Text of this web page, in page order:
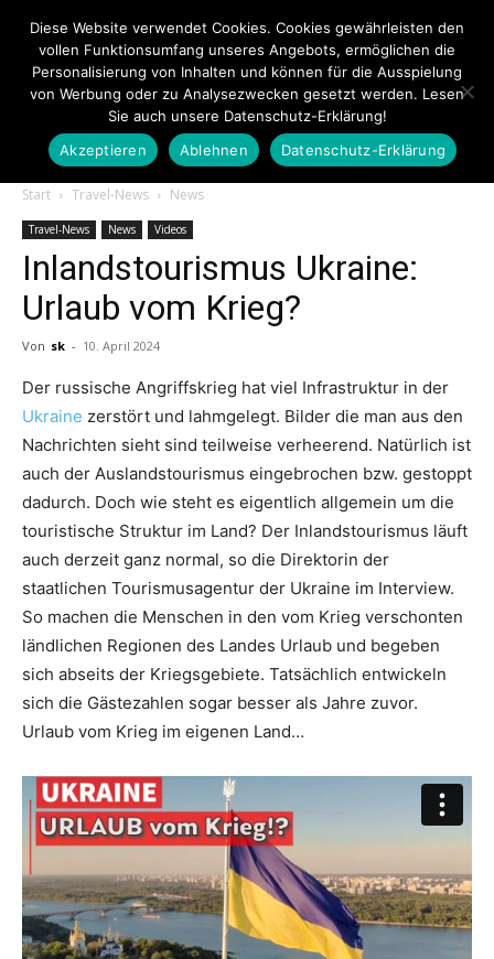
Touristiknews.de
|
und
Reiseempfehlungen.
Start Travel-News News
Travel-News News Videos
Inlandstourismus Ukraine:
Urlaub vom Krieg?
Von sk - 10. April 2024
Der russische Angriffskrieg hat viel Infrastruktur in der
Ukraine zerstört und lahmgelegt. Bilder die man aus den
Nachrichten sieht sind teilweise verheerend. Natürlich ist
auch der Auslandstourismus eingebrochen bzw. gestoppt
dadurch. Doch wie steht es eigentlich allgemein um die
touristische Struktur im Land? Der Inlandstourismus läuft
auch derzeit ganz normal, so die Direktorin der
staatlichen Tourismusagentur der Ukraine im Interview.
So machen die Menschen in den vom Krieg verschonten
ländlichen Regionen des Landes Urlaub und begeben
sich abseits der Kriegsgebiete. Tatsächlich entwickeln
sich die Gästezahlen sogar besser als Jahre zuvor.
Urlaub vom Krieg im eigenen Land…
Diese Website verwendet Cookies. Cookies gewährleisten den
vollen Funktionsumfang unseres Angebots, ermöglichen die
Personalisierung von Inhalten und können für die Ausspielung
von Werbung oder zu Analysezwecken gesetzt werden. Lesen
Sie auch unsere Datenschutz-Erklärung!
Akzeptieren
Ablehnen Datenschutz-Erklärung